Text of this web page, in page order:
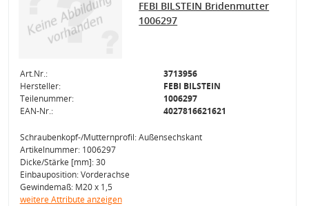
FEBI BILSTEIN Bridenmutter
1006297
Art.Nr.:
3713956
Hersteller:
FEBI BILSTEIN
Teilenummer:
1006297
EAN-Nr.:
4027816621621
Schraubenkopf-/Mutternprofil: Außensechskant
Artikelnummer: 1006297
Dicke/Stärke [mm]: 30
Einbauposition: Vorderachse
Gewindemaß: M20 x 1,5
weitere Attribute anzeigen